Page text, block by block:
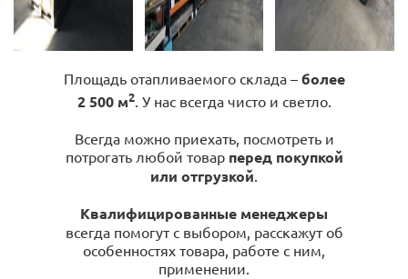
Площадь отапливаемого склада – более
2 500 м2. У нас всегда чисто и светло.
Всегда можно приехать, посмотреть и
потрогать любой товар перед покупкой
или отгрузкой.
Квалифицированные менеджеры
всегда помогут с выбором, расскажут об
особенностях товара, работе с ним,
применении.